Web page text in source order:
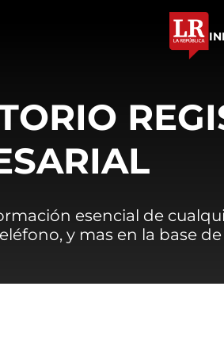
esencial de
y mas en la base